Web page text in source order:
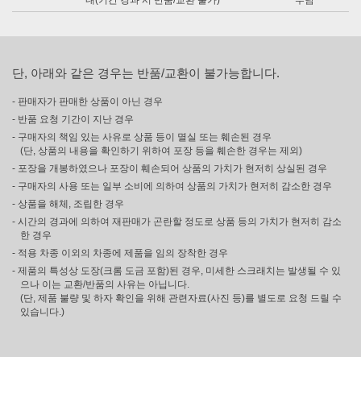
단, 아래와 같은 경우는 반품/교환이 불가능합니다.
- 판매자가 판매한 상품이 아닌 경우
- 반품 요청 기간이 지난 경우
- 구매자의 책임 있는 사유로 상품 등이 멸실 또는 훼손된 경우
(단, 상품의 내용을 확인하기 위하여 포장 등을 훼손한 경우는 제외)
- 포장을 개봉하였으나 포장이 훼손되어 상품의 가치가 현저히 상실된 경우
- 구매자의 사용 또는 일부 소비에 의하여 상품의 가치가 현저히 감소한 경우
- 상품을 해체, 조립한 경우
- 시간의 경과에 의하여 재판매가 곤란할 정도로 상품 등의 가치가 현저히 감소
한 경우
- 적용 차종 이외의 차종에 제품을 임의 장착한 경우
- 제품의 특성상 도장(크롬 도금 포함)된 경우, 미세한 스크래치는 발생될 수 있
으나 이는 교환/반품의 사유는 아닙니다.
(단, 제품 불량 및 하자 확인을 위해 관련자료(사진 등)를 별도로 요청 드릴 수
있습니다.)